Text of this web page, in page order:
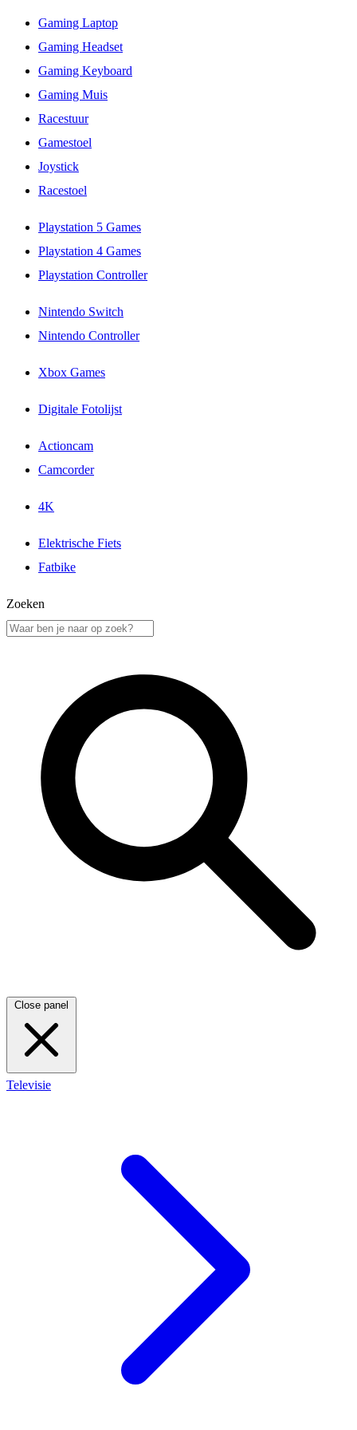
Gaming Laptop
Gaming Headset
Gaming Keyboard
Gaming Muis
Racestuur
Gamestoel
Joystick
Racestoel
Playstation 5 Games
Playstation 4 Games
Playstation Controller
Nintendo Switch
Nintendo Controller
Xbox Games
Digitale Fotolijst
Actioncam
Camcorder
4K
Elektrische Fiets
Fatbike
Zoeken
Close panel
Televisie